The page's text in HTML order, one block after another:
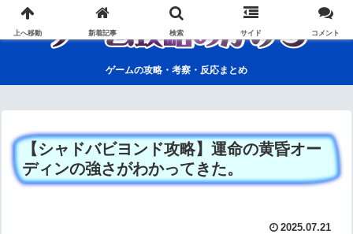
ゲームの攻略・考察・反応まとめ
【シャドバビヨンド攻略】運命の黄昏オー
ディンの強さがわかってきた。
2025.07.21
上へ移動 新着記事 検索 サイド コメント